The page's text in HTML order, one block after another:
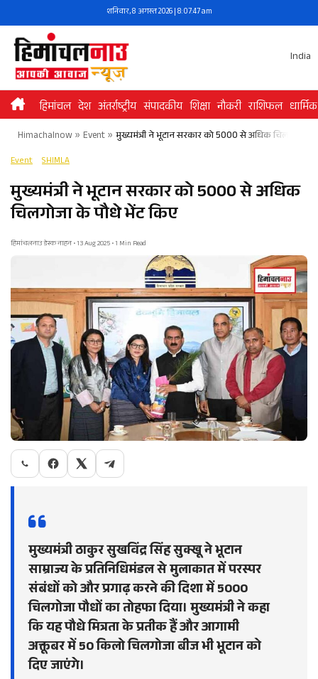
to
content
शनिवार, 8 अगस्त 2026 | 8:07:47 am
India
हिमांचल देश अंतर्राष्ट्रीय संपादकीय शिक्षा नौकरी राशिफल धार्मिक
Himachalnow» Event» मुख्यमंत्री ने भूटान सरकार को 5000 से अधिक चिलगोजा के
Event SHIMLA
मुख्यमंत्री ने भूटान सरकार को 5000 से अधिक
चिलगोजा के पौधे भेंट किए
हिमांचलनाउ डेस्क नाहन • 13 Aug 2025 • 1 Min Read
मुख्यमंत्री ठाकुर सुखविंद्र सिंह सुक्खू ने भूटान
साम्राज्य के प्रतिनिधिमंडल से मुलाकात में परस्पर
संबंधों को और प्रगाढ़ करने की दिशा में 5000
चिलगोजा पौधों का तोहफा दिया। मुख्यमंत्री ने कहा
कि यह पौधे मित्रता के प्रतीक हैं और आगामी
अक्तूबर में 50 किलो चिलगोजा बीज भी भूटान को
दिए जाएंगे।